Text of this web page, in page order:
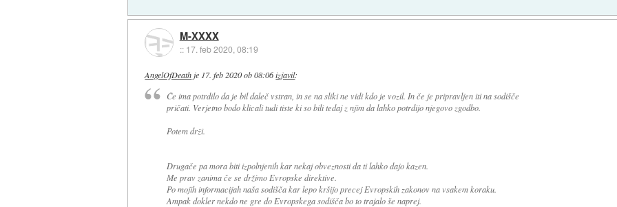
M-XXXX
:: 17. feb 2020, 08:19
AngelOfDeathje 17. feb 2020 ob 08:06 izjavil:
Če ima potrdilo da je bil daleč vstran, in se na sliki ne vidi kdo je vozil. In če je pripravljen iti na sodišče
pričati. Verjetno bodo klicali tudi tiste ki so bili tedaj z njim da lahko potrdijo njegovo zgodbo.
Potem drži.
Drugače pa mora biti izpolnjenih kar nekaj obveznosti da ti lahko dajo kazen.
Me prav zanima če se držimo Evropske direktive.
Po mojih informacijah naša sodišča kar lepo kršijo precej Evropskih zakonov na vsakem koraku.
Ampak dokler nekdo ne gre do Evropskega sodišča bo to trajalo še naprej.